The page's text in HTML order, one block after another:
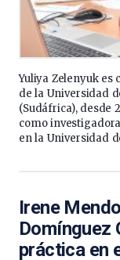
Yuliya Zelenyuk es
de la Universidad
(Sudáfrica), desde
como
en la Universidad
Irene
Domínguez
práctica en